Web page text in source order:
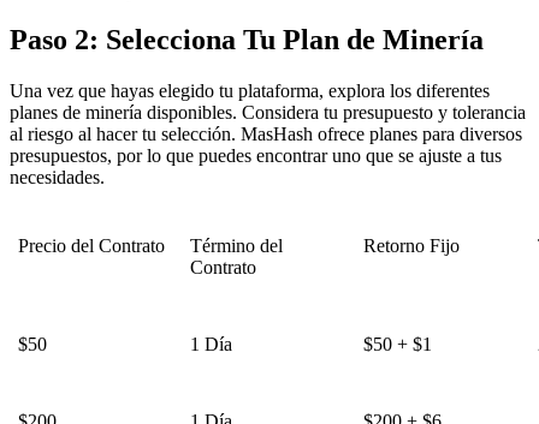
Paso 2: Selecciona Tu Plan de Minería
Una vez que hayas elegido tu plataforma, explora los diferentes
planes de minería disponibles. Considera tu presupuesto y tolerancia
al riesgo al hacer tu selección. MasHash ofrece planes para diversos
presupuestos, por lo que puedes encontrar uno que se ajuste a tus
necesidades.
Precio del Contrato
Término del
Contrato
Retorno Fijo
$50 1 Día $50 + $1